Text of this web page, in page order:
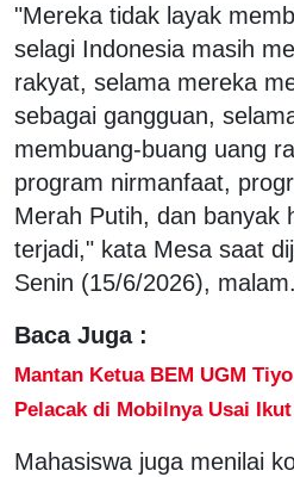
"Mereka tidak layak
selagi Indonesia masih
rakyat, selama mereka
sebagai gangguan,
membuang-buang uang
program nirmanfaat,
Merah Putih, dan banyak
terjadi," kata Mesa saat
Senin (15/6/2026), malam.
Baca Juga :
Mantan Ketua BEM UGM
Pelacak di Mobilnya Usai
Mahasiswa juga menilai